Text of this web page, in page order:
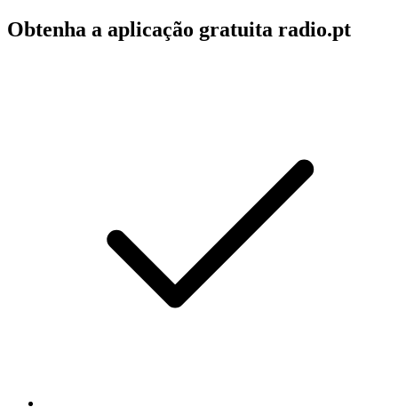
Obtenha a aplicação gratuita radio.pt